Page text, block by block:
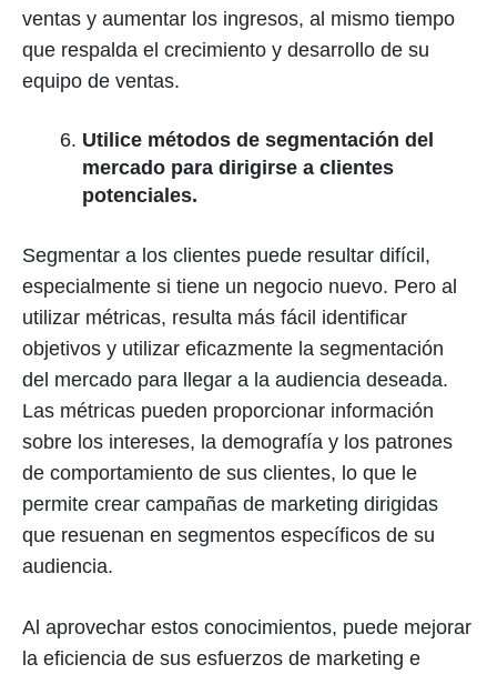
ventas y aumentar los ingresos, al mismo tiempo
que respalda el crecimiento y desarrollo de su
equipo de ventas.
Utilice métodos de segmentación del
mercado para dirigirse a clientes
potenciales.
Segmentar a los clientes puede resultar difícil,
especialmente si tiene un negocio nuevo. Pero al
utilizar métricas, resulta más fácil identificar
objetivos y utilizar eficazmente la segmentación
del mercado para llegar a la audiencia deseada.
Las métricas pueden proporcionar información
sobre los intereses, la demografía y los patrones
de comportamiento de sus clientes, lo que le
permite crear campañas de marketing dirigidas
que resuenan en segmentos específicos de su
audiencia.
Al aprovechar estos conocimientos, puede mejorar
la eficiencia de sus esfuerzos de marketing e